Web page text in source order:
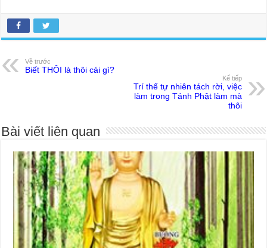
Về trước
Biết THÔI là thôi cái gì?
Kế tiếp
Trí thế tự nhiên tách rời, việc
làm trong Tánh Phật làm mà
thôi
Bài viết liên quan